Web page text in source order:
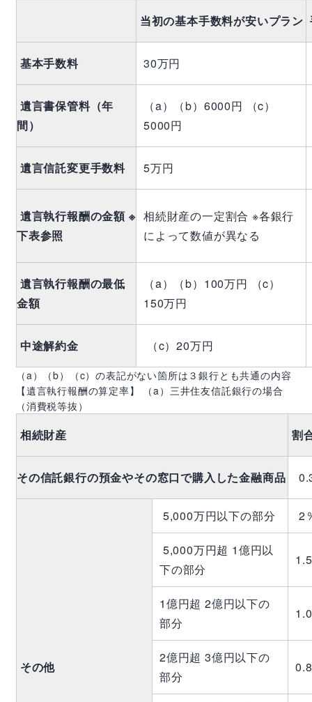
当初の基本手数料が安いプラン
基本手数料 30万円
遺言書保管料（年
間）
（a）（b）6000円 （c）
5000円
遺言信託変更手数料 5万円
遺言執行報酬の金額 ※
下表参照
相続財産の一定割合 ※各銀行
によって数値が異なる
遺言執行報酬の最低
金額
（a）（b）100万円 （c）
150万円
中途解約金 （c）20万円
（a）（b）（c）の表記がない箇所は３銀行とも共通の内容
【遺言執行報酬の算定率】 （a）三井住友信託銀行の場合
（消費税等抜）
相続財産 割
その信託銀行の預金やその窓口で購入した金融商品
その他
5,000万円以下の部分 2
5,000万円超 1億円以
下の部分
1億円超 2億円以下の
部分
2億円超 3億円以下の
部分